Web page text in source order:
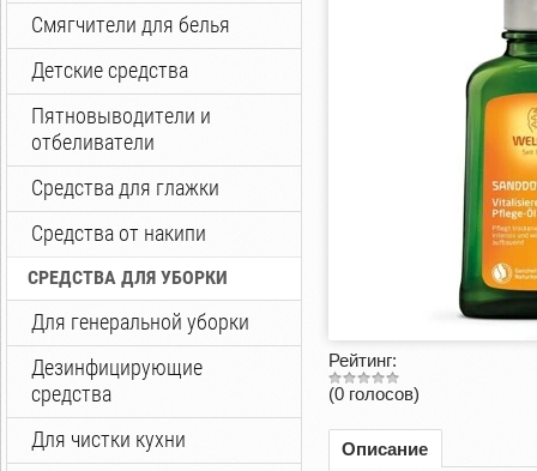
Смягчители для белья
Детские средства
Пятновыводители и
отбеливатели
Средства для глажки
Средства от накипи
СРЕДСТВА ДЛЯ УБОРКИ
Для генеральной уборки
Дезинфицирующие
средства
Для чистки кухни
Рейтинг:
(0 голосов)
Описание